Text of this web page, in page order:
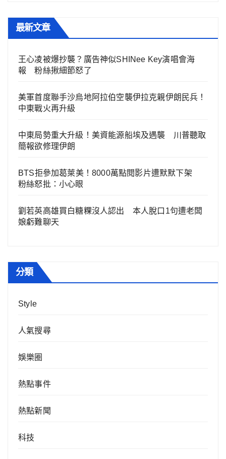
最新文章
王心凌被爆抄襲？廣告神似SHINee Key演唱會海
報 粉絲揪細節怒了
美軍首度聯手沙烏地阿拉伯空襲伊拉克親伊朗民兵！
中東戰火再升級
中東局勢重大升級！美資能源船埃及遇襲 川普聽取
簡報欲修理伊朗
BTS拒參加葛萊美！8000萬點閱影片遭默默下架
粉絲怒批：小心眼
劉若英高雄買白糖粿沒人認出 本人脫口1句遭老闆
娘虧難聊天
分類
Style
人氣搜尋
娛樂圈
熱點事件
熱點新聞
科技